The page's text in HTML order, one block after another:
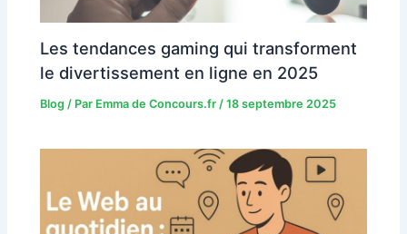
Les tendances gaming qui transforment
le divertissement en ligne en 2025
Blog / Par Emma de Concours.fr /18 septembre 2025